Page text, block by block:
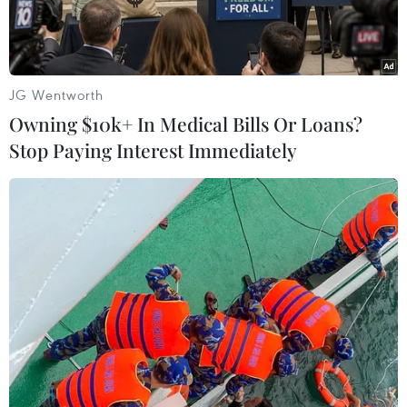
ra nghỉ ở phút 70 và theo thông báo của câu lạc
bộ thì anh sẽ được kiểm tra tái khám trong ngày
hôm nay để kiểm tra mức độ nghiêm trọng của
chấn thương.
Liệu vẫn chưa biết chắc Ronaldo có kịp bình
phục để dự trận giao hữu của đội tuyển Bồ với
Chile và Phần Lan vào tuần sau hay không.
Ngôi sao người Bồ cũng chỉ vừa mới bình phục
sau khi bị chấn thương ở trận thắng Malaga 7-0
hôm 3/3.
Trong thời gian Ronaldo vắng mặt để điều trị
chấn thương nói trên, Real vẫn giành được kết
quả tốt nhờ vào sự chói sáng của Karim
Benzema. Tiền đạo người Pháp tiếp tục góp một
JG Wentworth
Owning $10k+ In Medical Bills Or Loans?
Stop Paying Interest Immediately